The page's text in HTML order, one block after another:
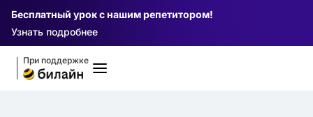
Бесплатный урок с нашим репетитором!
Узнать подробнее
При поддержке